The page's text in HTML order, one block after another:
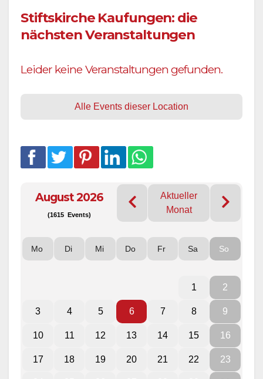
Stiftskirche Kaufungen: die
nächsten Veranstaltungen
Leider keine Veranstaltungen gefunden.
Alle Events dieser Location
August 2026
(1615 Events)
Aktueller
Monat
Mo Di Mi Do Fr Sa So
1 2
3 4 5 6 7 8 9
10 11 12 13 14 15 16
17 18 19 20 21 22 23